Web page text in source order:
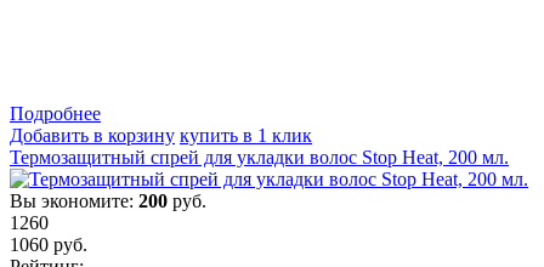
Подробнеe
Добавить в корзину купить в 1 клик
Термозащитный спрей для укладки волос Stop Heat, 200 мл.
Вы экономите: 200 руб.
1260
1060 руб.